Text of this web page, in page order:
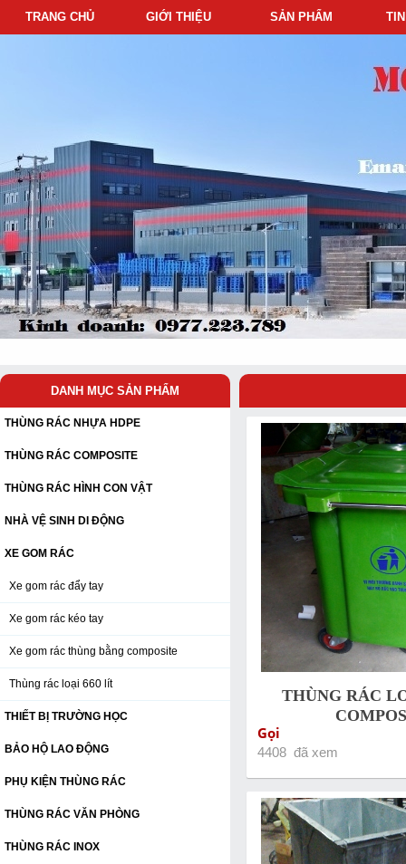
TRANG CHỦ GIỚI THIỆU SẢN PHẨM
DANH MỤC SẢN PHẨM
THÙNG RÁC NHỰA HDPE
THÙNG RÁC COMPOSITE
THÙNG RÁC HÌNH CON VẬT
NHÀ VỆ SINH DI ĐỘNG
XE GOM RÁC
Xe gom rác đẩy tay
Xe gom rác kéo tay
Xe gom rác thùng bằng composite
Thùng rác loại 660 lít
THIẾT BỊ TRƯỜNG HỌC
BẢO HỘ LAO ĐỘNG
PHỤ KIỆN THÙNG RÁC
THÙNG RÁC VĂN PHÒNG
THÙNG RÁC INOX
THÙNG RÁC
Gọi
4408 đã xem